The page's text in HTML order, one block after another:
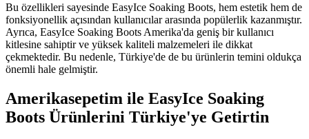
Bu özellikleri sayesinde EasyIce Soaking Boots, hem estetik hem de
fonksiyonellik açısından kullanıcılar arasında popülerlik kazanmıştır.
Ayrıca, EasyIce Soaking Boots Amerika'da geniş bir kullanıcı
kitlesine sahiptir ve yüksek kaliteli malzemeleri ile dikkat
çekmektedir. Bu nedenle, Türkiye'de de bu ürünlerin temini oldukça
önemli hale gelmiştir.
Amerikasepetim ile EasyIce Soaking
Boots Ürünlerini Türkiye'ye Getirtin